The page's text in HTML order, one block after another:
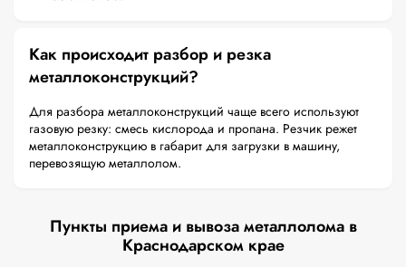
Как происходит разбор и резка
металлоконструкций?
Для разбора металлоконструкций чаще всего используют
газовую резку: смесь кислорода и пропана. Резчик режет
металлоконструкцию в габарит для загрузки в машину,
перевозящую металлолом.
Пункты приема и вывоза металлолома в
Краснодарском крае